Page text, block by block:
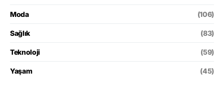
Moda (106)
Sağlık (83)
Teknoloji (59)
Yaşam (45)